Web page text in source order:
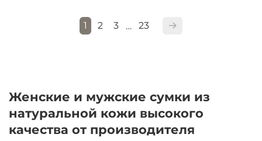
1 2 3 … 23
Женские и мужские сумки из
натуральной кожи высокого
качества от производителя